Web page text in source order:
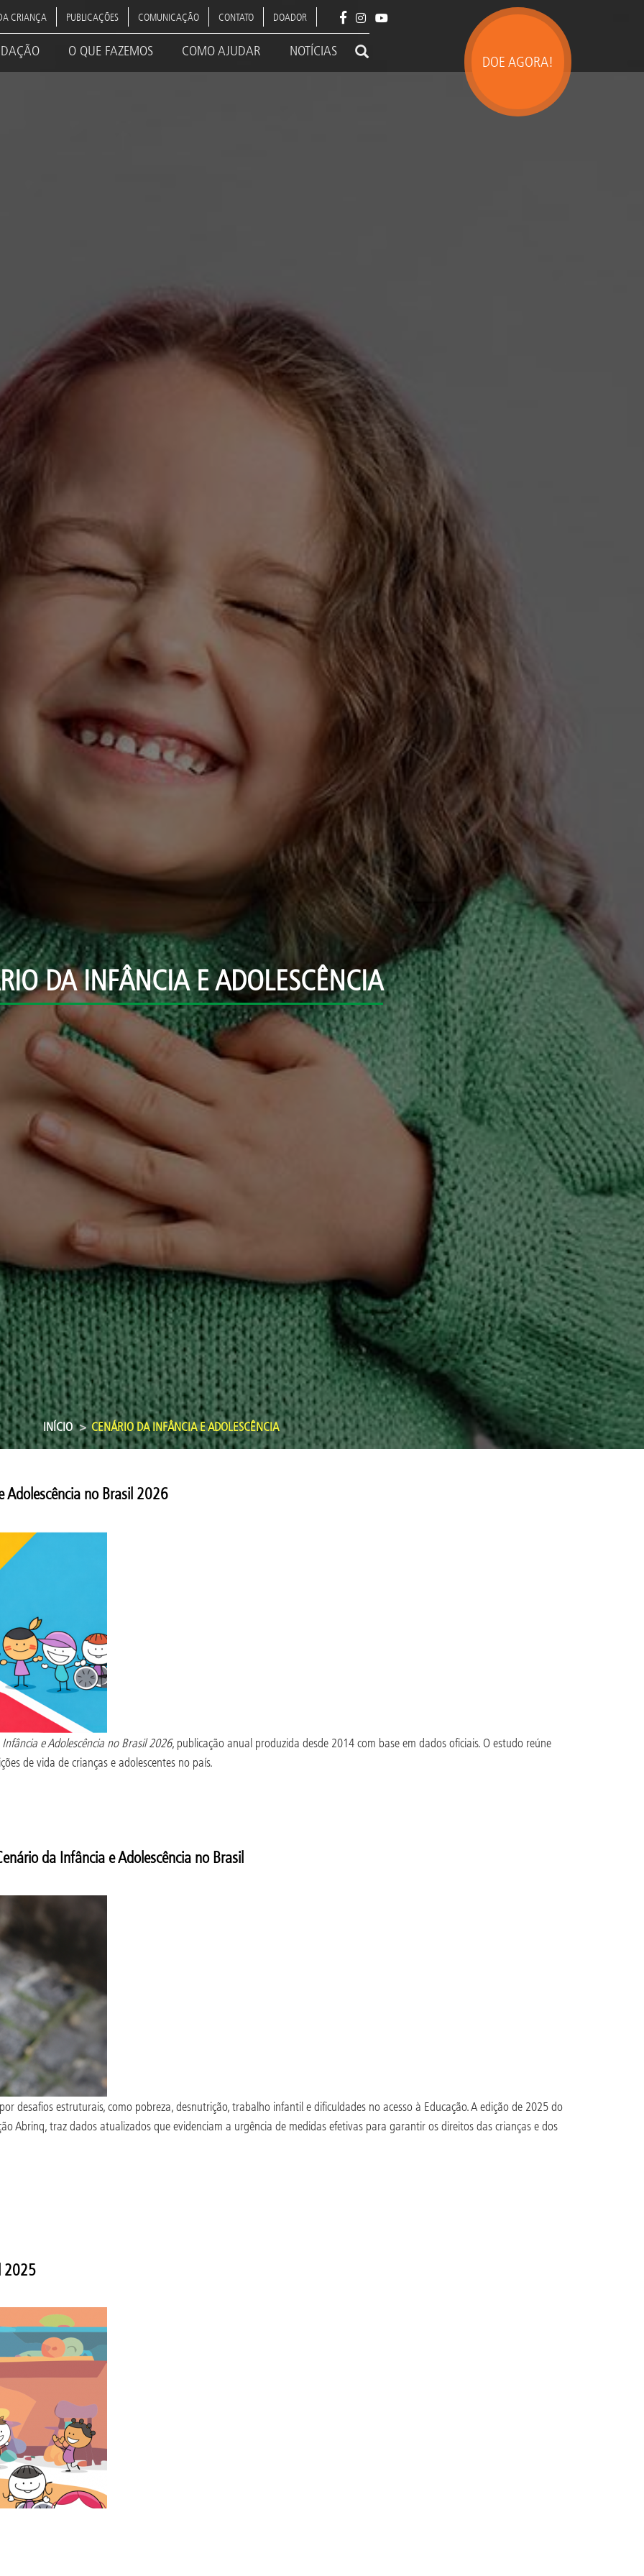
DOE AGORA!
CRIANÇA PUBLICAÇÕES COMUNICAÇÃO CONTATO DOADOR
O QUE FAZEMOS COMO AJUDAR NOTÍCIAS
DA INFÂNCIA E ADOLESCÊNCIA
INÍCIO CENÁRIO DA INFÂNCIA E ADOLESCÊNCIA
Adolescência no Brasil 2026
e Adolescência no Brasil 2026, publicação anual produzida desde 2014 com base em dados oficiais. O estudo reúne
de vida de crianças e adolescentes no país.
da Infância e Adolescência no Brasil
desafios estruturais, como pobreza, desnutrição, trabalho infantil e dificuldades no acesso à Educação. A edição de 2025 do
Abrinq, traz dados atualizados que evidenciam a urgência de medidas efetivas para garantir os direitos das crianças e dos
2025